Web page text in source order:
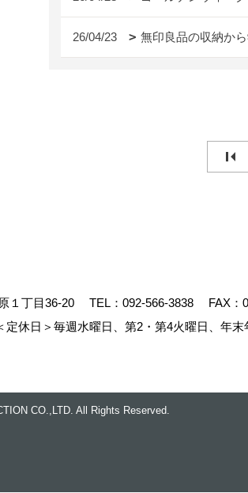
26/04/23 無印良品の収納か
１丁目36-20 TEL： 092-566-3838
FAX：
定休日＞毎週水曜日、第2・第4火曜日、年
CO.,LTD. All Rights Reserved.